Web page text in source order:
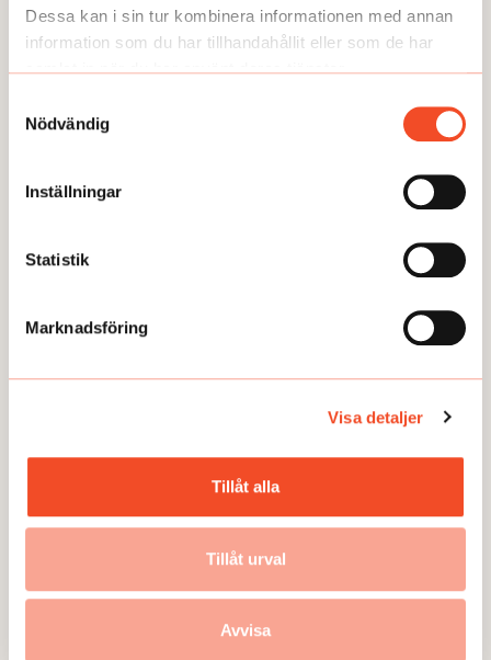
Dessa kan i sin tur kombinera informationen med annan
information som du har tillhandahållit eller som de har
samlat in när du har använt deras tjänster.
Nödvändig
Inställningar
Statistik
Marknadsföring
Visa detaljer
Tillåt alla
Tillåt urval
Avvisa
Utmattningssyndrom – TEMA Konstant